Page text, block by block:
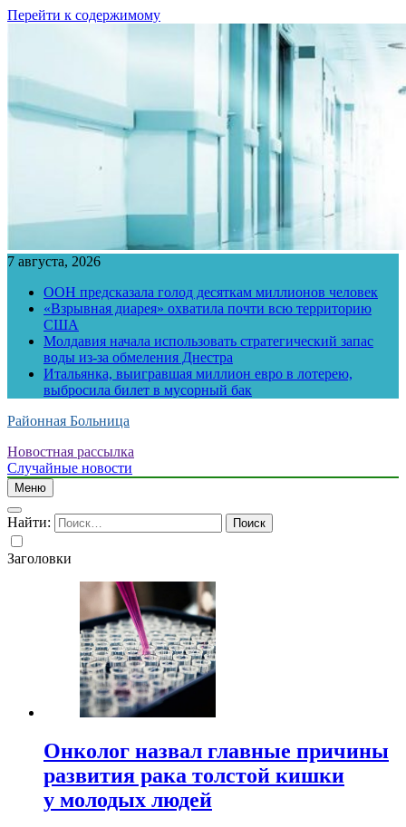
Перейти к содержимому
7 августа, 2026
ООН предсказала голод десяткам миллионов человек
«Взрывная диарея» охватила почти всю территорию
США
Молдавия начала использовать стратегический запас
воды из-за обмеления Днестра
Итальянка, выигравшая миллион евро в лотерею,
выбросила билет в мусорный бак
Районная Больница
Новостная рассылка
Случайные новости
Меню
Найти:
Заголовки
Онколог назвал главные причины
развития рака толстой кишки
у молодых людей